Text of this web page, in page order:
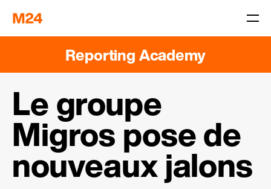
Reporting Academy
Le groupe
Migros pose de
nouveaux jalons